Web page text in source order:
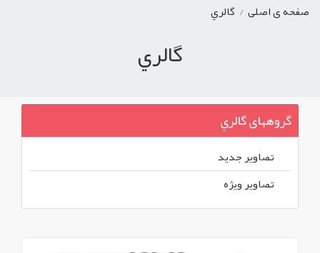
صفحه ی اصلی / گالري
گالري
گروههای گالري
تصاوير جديد
تصاوير ويژه